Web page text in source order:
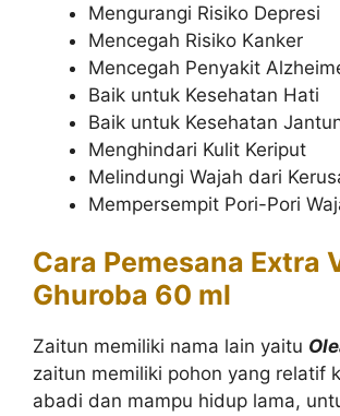
Mengurangi Risiko Depresi
Mencegah Risiko Kanker
Mencegah Penyakit
Baik untuk Kesehatan Hati
Baik untuk Kesehatan
Menghindari Kulit Keriput
Melindungi Wajah dari
Mempersempit Pori-Pori
Cara Pemesana Extra
Ghuroba 60 ml
Zaitun memiliki nama lain yaitu
zaitun memiliki pohon yang relatif
abadi dan mampu hidup lama,